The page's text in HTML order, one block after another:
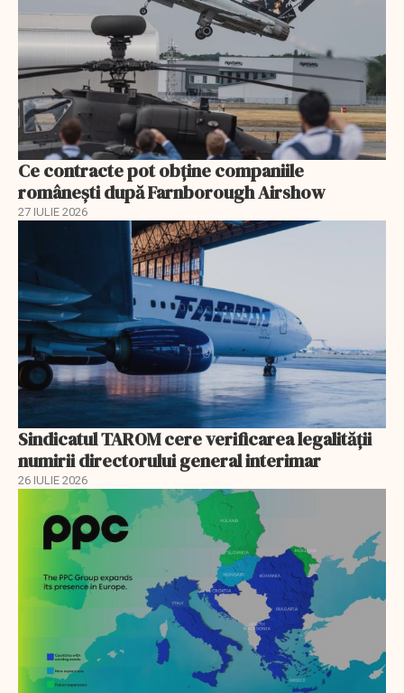
Ce contracte pot obține companiile
românești după Farnborough Airshow
27 IULIE 2026
Sindicatul TAROM cere verificarea legalității
numirii directorului general interimar
26 IULIE 2026